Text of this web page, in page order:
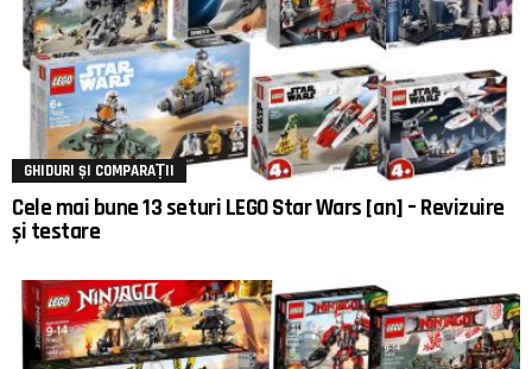
GHIDURI ȘI COMPARAȚII
Cele mai bune 13 seturi LEGO Star Wars [an] – Revizuire
și testare